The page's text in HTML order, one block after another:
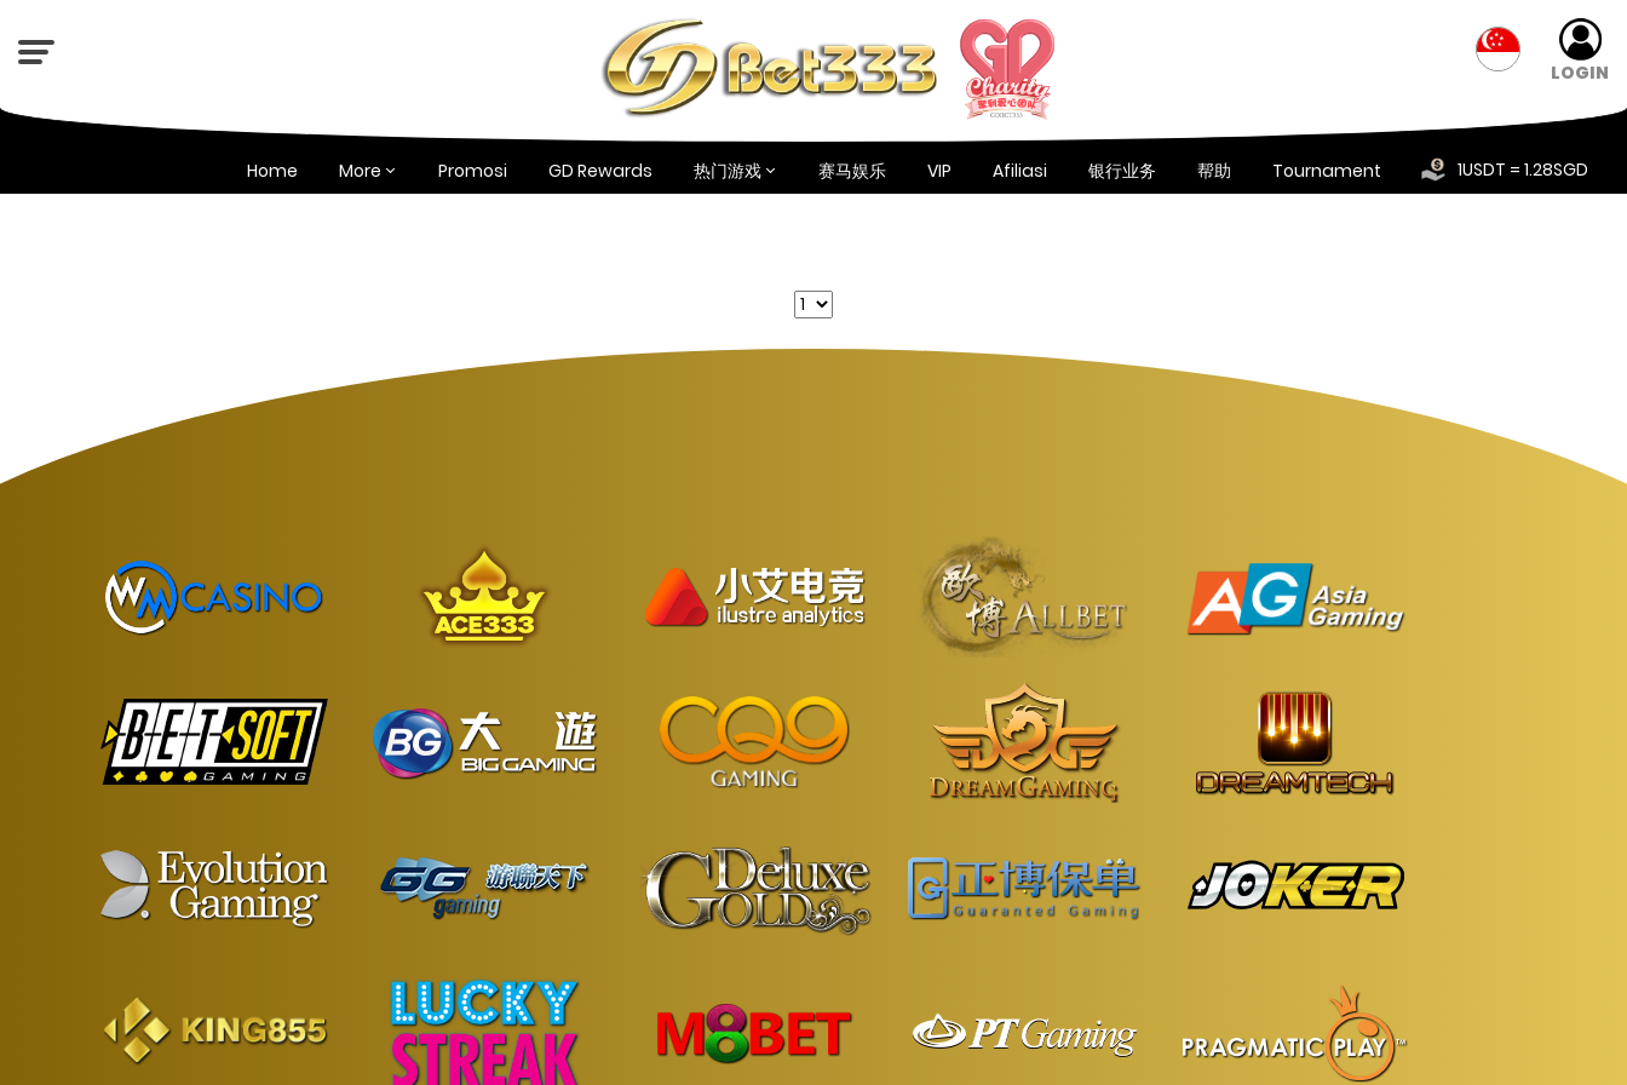
1USDT = 1.28SGD
LOGIN
Home More Promosi GD Rewards 热门游戏 赛马娱乐 VIP Afiliasi 银行业务 帮助 Tournament